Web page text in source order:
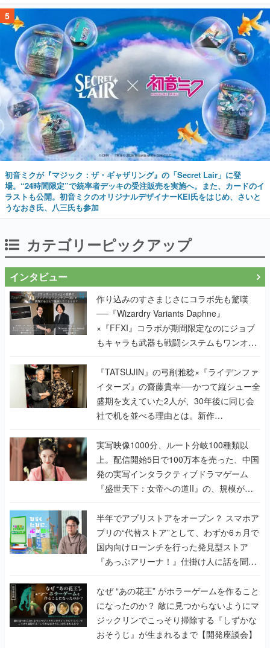
5
初音ミクが『マジック：ザ・ギャザリング』の「Secret Lair」に登
場。“24時間限定”で統率者デッキの受注販売を実施へ。また、カードのイ
ラストも公開。初音ミクのオリジナルデザイナーKEI氏をはじめ、さいと
うなおき氏、八三氏も参加
カテゴリーピックアップ
インタビュー
作り込みのすさまじさにコラボ先も驚嘆
──『Wizardry Variants Daphne』
×『FFXI』コラボが期間限定なのにジョブ
もキャラも武器も戦闘システムもワンオフ
で作り込まれた理由を両ディレクターに聞
く
『TATSUJIN』の弓削雅稔×『ライデンファ
イターズ』の齋藤貴幸──かつて縦シュー全
盛期を支えていた2人が、30年後に同じ会
社で机を並べる理由とは。新作
『TATSUJIN EXTREME』で初タッグを組
んだレジェンド2人に訊く開発秘話
実写映像1000分、ルート分岐100種類以
上。配信開始5日で100万本を売った、中国
発の実写インタラクティブドラマゲーム
『盛世天下：女帝への道II』の、規模が違
うこだわりをプロデューサーに聞いた
半年でアプリストアをオープン？ スマホア
プリの“代替ストア”として、わずか6ヵ月で
国内向けローンチを行った発見型ストア
『あっぷアリーナ！』仕掛け人に話を聞い
てみた
なぜ “あの花王” がホラーゲームを作ること
になったのか？ 敵に見つからないようにマ
ジックリンでこっそり掃除する『しずかな
おそうじ』が生まれるまで【開発座談会】